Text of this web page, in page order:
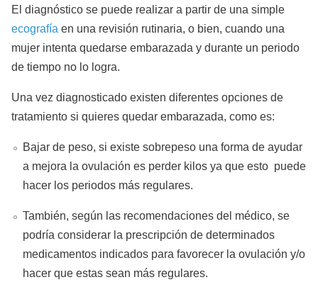
El diagnóstico se puede realizar a partir de una simple
ecografía en una revisión rutinaria, o bien, cuando una
mujer intenta quedarse embarazada y durante un periodo
de tiempo no lo logra.
Una vez diagnosticado existen diferentes opciones de
tratamiento si quieres quedar embarazada, como es:
Bajar de peso, si existe sobrepeso una forma de ayudar
a mejora la ovulación es perder kilos ya que esto puede
hacer los periodos más regulares.
También, según las recomendaciones del médico, se
podría considerar la prescripción de determinados
medicamentos indicados para favorecer la ovulación y/o
hacer que estas sean más regulares.